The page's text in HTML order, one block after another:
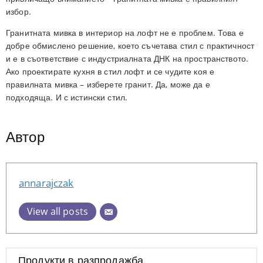
избор.
Гранитната мивка в интериор на лофт не е проблем. Това е
добре обмислено решение, което съчетава стил с практичност
и е в съответствие с индустриалната ДНК на пространството.
Ако проектирате кухня в стил лофт и се чудите коя е
правилната мивка – изберете гранит. Да, може да е
подходяща. И с истински стил.
Автор
annarajczak
View all posts
Продукти в разпродажба